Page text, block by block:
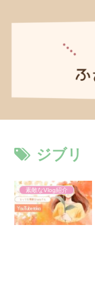
ジブリ
素敵なVlog紹介